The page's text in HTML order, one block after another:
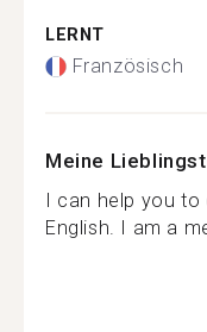
LERNT
Französisch
Meine
I can help you to
English. I am a